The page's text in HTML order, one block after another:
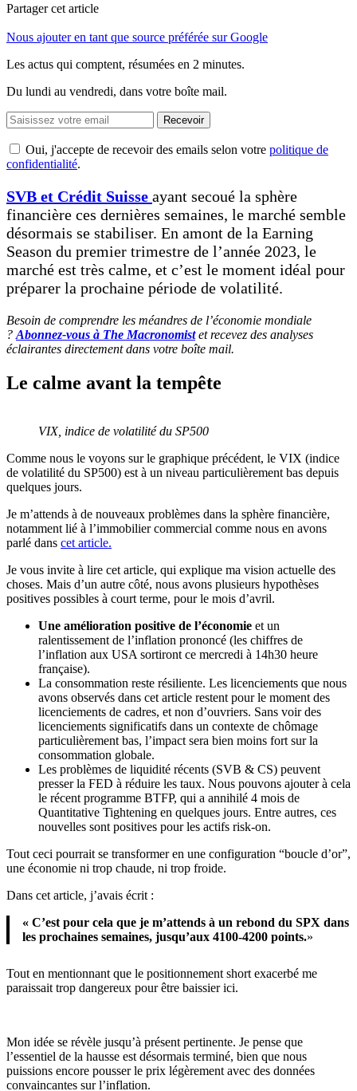
Partager cet article
Nous ajouter en tant que source préférée sur Google
Les actus qui comptent, résumées en 2 minutes.
Du lundi au vendredi, dans votre boîte mail.
Recevoir
Oui, j'accepte de recevoir des emails selon votre politique de
confidentialité.
SVB et Crédit Suisse ayant secoué la sphère
financière ces dernières semaines, le marché semble
désormais se stabiliser. En amont de la Earning
Season du premier trimestre de l’année 2023, le
marché est très calme, et c’est le moment idéal pour
préparer la prochaine période de volatilité.
Besoin de comprendre les méandres de l’économie mondiale
? Abonnez-vous à The Macronomistet recevez des analyses
éclairantes directement dans votre boîte mail.
Le calme avant la tempête
VIX, indice de volatilité du SP500
Comme nous le voyons sur le graphique précédent, le VIX (indice
de volatilité du SP500) est à un niveau particulièrement bas depuis
quelques jours.
Je m’attends à de nouveaux problèmes dans la sphère financière,
notamment lié à l’immobilier commercial comme nous en avons
parlé dans cet article.
Je vous invite à lire cet article, qui explique ma vision actuelle des
choses. Mais d’un autre côté, nous avons plusieurs hypothèses
positives possibles à court terme, pour le mois d’avril.
Une amélioration positive de l’économie et un
ralentissement de l’inflation prononcé (les chiffres de
l’inflation aux USA sortiront ce mercredi à 14h30 heure
française).
La consommation reste résiliente. Les licenciements que nous
avons observés dans cet article restent pour le moment des
licenciements de cadres, et non d’ouvriers. Sans voir des
licenciements significatifs dans un contexte de chômage
particulièrement bas, l’impact sera bien moins fort sur la
consommation globale.
Les problèmes de liquidité récents (SVB & CS) peuvent
presser la FED à réduire les taux. Nous pouvons ajouter à cela
le récent programme BTFP, qui a annihilé 4 mois de
Quantitative Tightening en quelques jours. Entre autres, ces
nouvelles sont positives pour les actifs risk-on.
Tout ceci pourrait se transformer en une configuration “boucle d’or”,
une économie ni trop chaude, ni trop froide.
Dans cet article, j’avais écrit :
« C’est pour cela que je m’attends à un rebond du SPX dans
les prochaines semaines, jusqu’aux 4100-4200 points.»
Tout en mentionnant que le positionnement short exacerbé me
paraissait trop dangereux pour être baissier ici.
Mon idée se révèle jusqu’à présent pertinente. Je pense que
l’essentiel de la hausse est désormais terminé, bien que nous
puissions encore pousser le prix légèrement avec des données
convaincantes sur l’inflation.